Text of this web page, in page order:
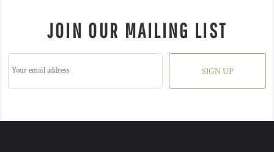
JOIN OUR MAILING LIST
SIGN UP